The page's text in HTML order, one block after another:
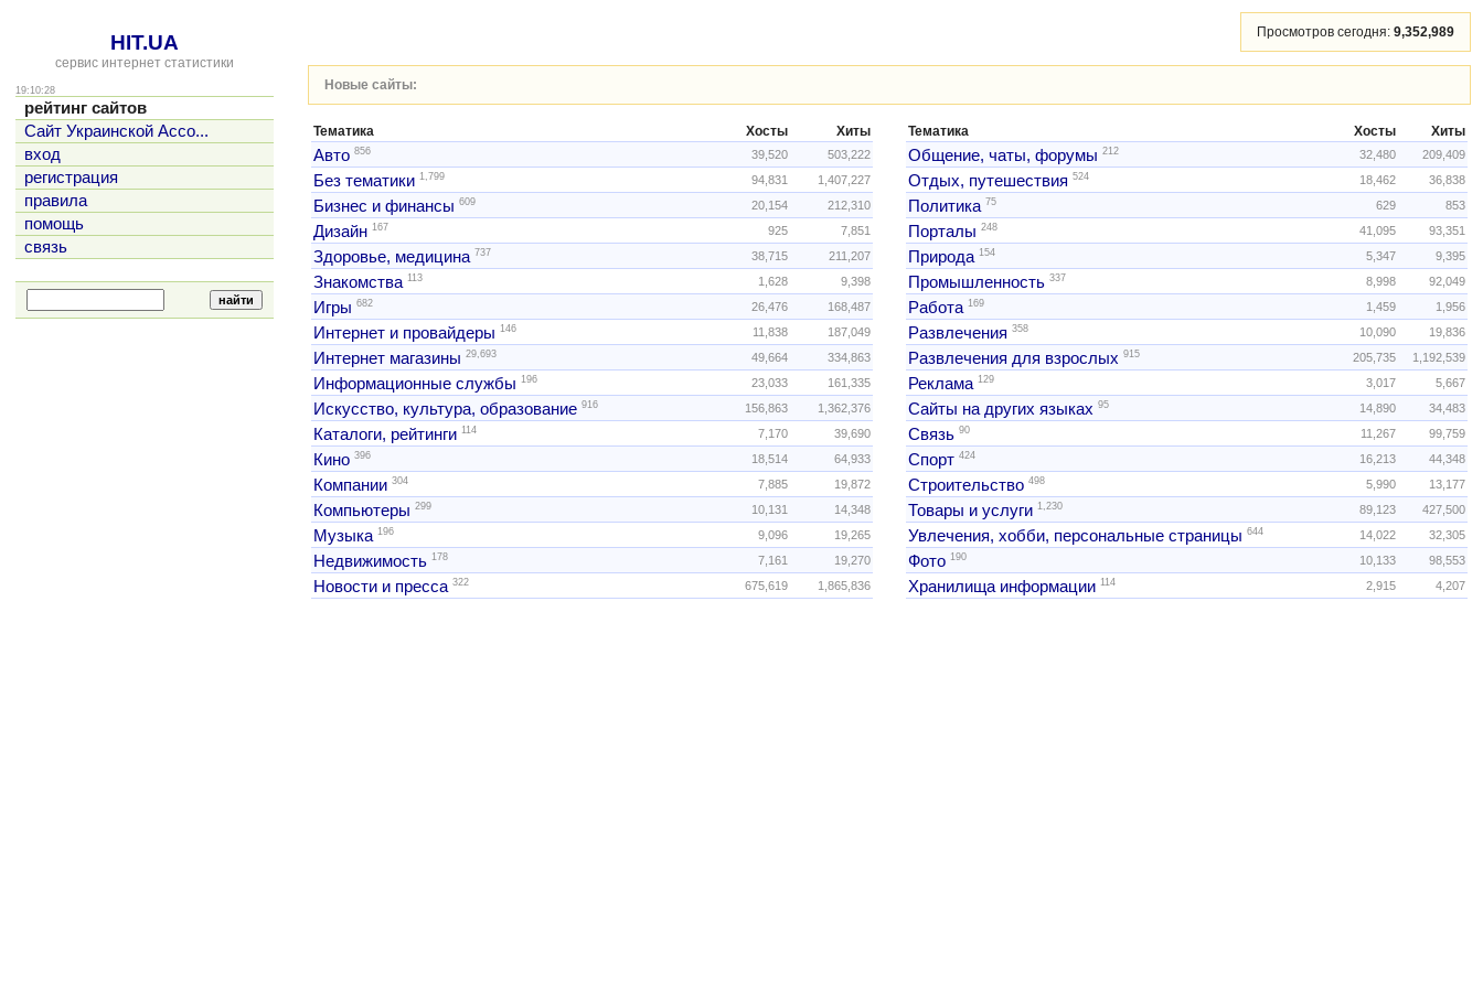
HIT.UA
сервис интернет статистики
19:10:28
рейтинг сайтов
Сайт Украинской Ассо...
вход
регистрация
правила
помощь
связь
Просмотров сегодня: 9,352,989
Новые сайты:
Тематика Хосты Хиты
Авто 856 39,520 503,222
Без тематики 1,799 94,831 1,407,227
Бизнес и финансы 609 20,154 212,310
Дизайн 167 925 7,851
Здоровье, медицина 737 38,715 211,207
Знакомства 113 1,628 9,398
Игры 682 26,476 168,487
Интернет и провайдеры 146 11,838 187,049
Интернет магазины 29,693 49,664 334,863
Информационные службы 196 23,033 161,335
Искусство, культура, образование 916 156,863 1,362,376
Каталоги, рейтинги 114 7,170 39,690
Кино 396 18,514 64,933
Компании 304 7,885 19,872
Компьютеры 299 10,131 14,348
Музыка 196 9,096 19,265
Недвижимость 178 7,161 19,270
Новости и пресса 322 675,619 1,865,836
Тематика Хосты Хиты
Общение, чаты, форумы 212 32,480 209,409
Отдых, путешествия 524 18,462 36,838
Политика 75 629 853
Порталы 248 41,095 93,351
Природа 154 5,347 9,395
Промышленность 337 8,998 92,049
Работа 169 1,459 1,956
Развлечения 358 10,090 19,836
Развлечения для взрослых 915 205,735 1,192,539
Реклама 129 3,017 5,667
Сайты на других языках 95 14,890 34,483
Связь 90 11,267 99,759
Спорт 424 16,213 44,348
Строительство 498 5,990 13,177
Товары и услуги 1,230 89,123 427,500
Увлечения, хобби, персональные страницы 644 14,022 32,305
Фото 190 10,133 98,553
Хранилища информации 114 2,915 4,207